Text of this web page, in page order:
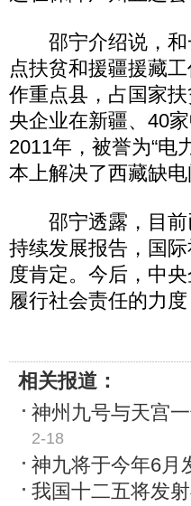
邵宁介绍说，和
点扶贫和援疆援藏
作重点县，占国家
央企业在新疆、40
2011年，被誉为“电
本上解决了西藏缺电
邵宁透露，目前
持续发展报告，国
度肯定。今后，中
履行社会责任的力度
相关报道：
神州九号与天宫
2-18
神九将于今年6月
我国十二五将发